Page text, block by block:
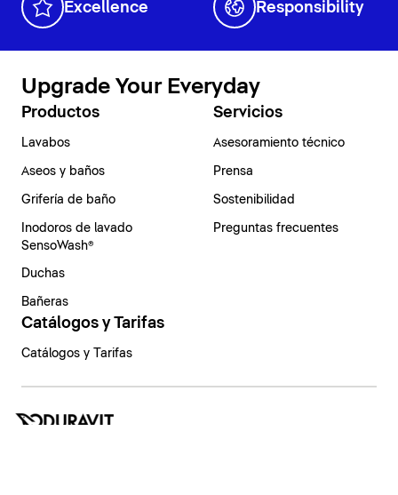
Excellence Responsibility
Upgrade Your Everyday
Productos
Lavabos
Aseos y baños
Grifería de baño
Inodoros de lavado
SensoWash®
Duchas
Bañeras
Servicios
Asesoramiento técnico
Prensa
Sostenibilidad
Preguntas frecuentes
Catálogos y Tarifas
Catálogos y Tarifas